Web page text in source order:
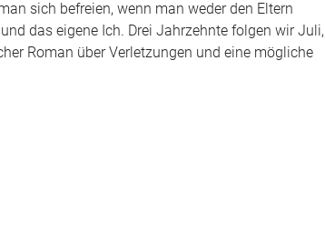
sich befreien, wenn man weder den Eltern
das eigene Ich. Drei Jahrzehnte folgen wir Juli,
Roman über Verletzungen und eine mögliche